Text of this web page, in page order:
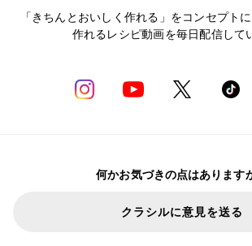
「きちんとおいしく作れる」をコンセプト
作れるレシピ動画を毎日配信して
何かお気づきの点はあります
クラシルに意見を送る